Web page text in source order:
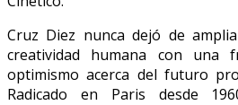
Cruz Diez nunca dejó de
creatividad humana con una
optimismo acerca del futuro
Radicado en Paris desde